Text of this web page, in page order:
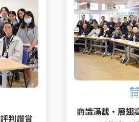
判讚賞
商識滿載‧展翅